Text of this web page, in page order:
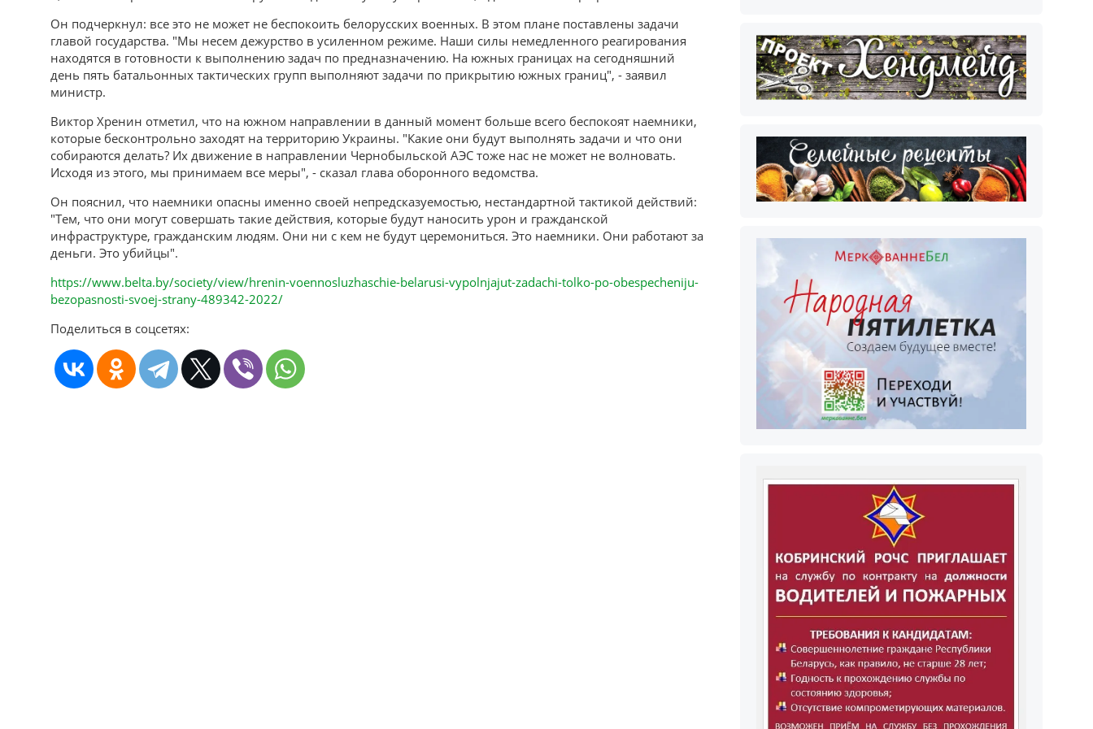
Он подчеркнул: все это не может не беспокоить белорусских военных. В этом плане поставлены задачи
главой государства. "Мы несем дежурство в усиленном режиме. Наши силы немедленного реагирования
находятся в готовности к выполнению задач по предназначению. На южных границах на сегодняшний
день пять батальонных тактических групп выполняют задачи по прикрытию южных границ", - заявил
министр.
Виктор Хренин отметил, что на южном направлении в данный момент больше всего беспокоят наемники,
которые бесконтрольно заходят на территорию Украины. "Какие они будут выполнять задачи и что они
собираются делать? Их движение в направлении Чернобыльской АЭС тоже нас не может не волновать.
Исходя из этого, мы принимаем все меры", - сказал глава оборонного ведомства.
Он пояснил, что наемники опасны именно своей непредсказуемостью, нестандартной тактикой действий:
"Тем, что они могут совершать такие действия, которые будут наносить урон и гражданской
инфраструктуре, гражданским людям. Они ни с кем не будут церемониться. Это наемники. Они работают за
деньги. Это убийцы".
https://www.belta.by/society/view/hrenin-voennosluzhaschie-belarusi-vypolnjajut-zadachi-tolko-po-obespecheniju-
bezopasnosti-svoej-strany-489342-2022/
Поделиться в соцсетях: